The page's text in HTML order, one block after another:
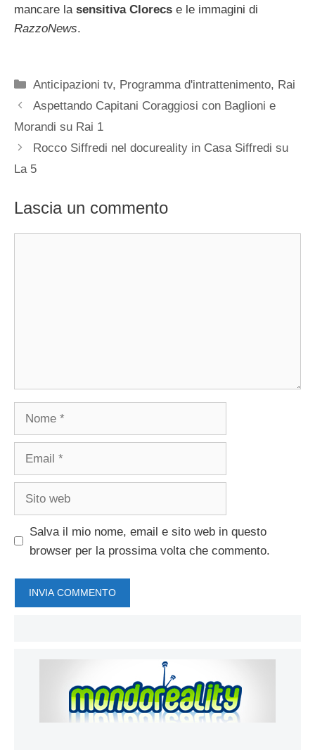
mancare la sensitiva Clorecs e le immagini di
RazzoNews.
Categorie
Anticipazioni tv, Programma d'intrattenimento, Rai
Aspettando Capitani Coraggiosi con Baglioni e
Morandi su Rai 1
Rocco Siffredi nel docureality in Casa Siffredi su
La 5
Lascia un commento
Salva il mio nome, email e sito web in questo
browser per la prossima volta che commento.